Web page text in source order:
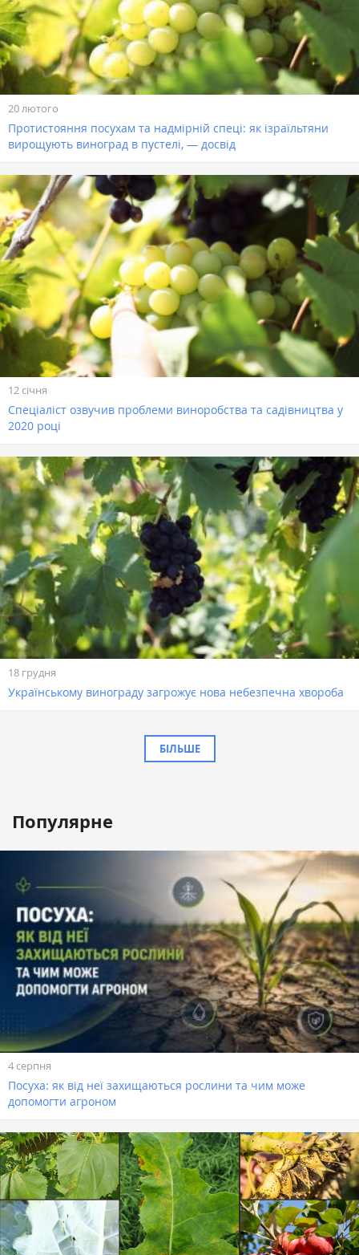
20 лютого
Протистояння посухам та надмірній спеці: як ізраїльтяни
вирощують виноград в пустелі, — досвід
12 січня
Спеціаліст озвучив проблеми виноробства та садівництва у
2020 році
18 грудня
Українському винограду загрожує нова небезпечна хвороба
БІЛЬШЕ
Популярне
4 серпня
Посуха: як від неї захищаються рослини та чим може
допомогти агроном